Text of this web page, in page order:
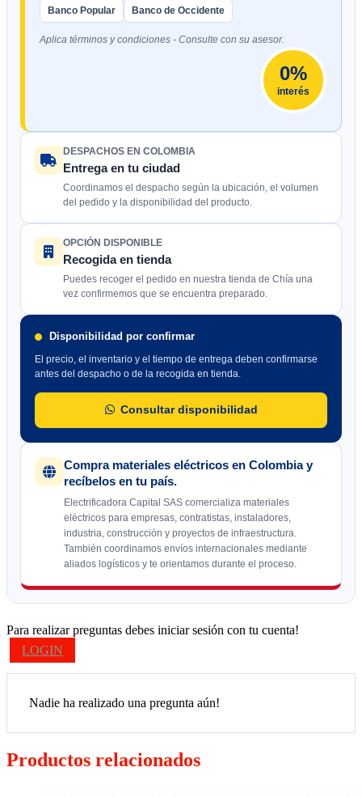
Banco Popular Banco de Occidente
Aplica términos y condiciones - Consulte con su asesor.
0%
interés
DESPACHOS EN COLOMBIA
Entrega en tu ciudad
Coordinamos el despacho según la ubicación, el volumen
del pedido y la disponibilidad del producto.
OPCIÓN DISPONIBLE
Recogida en tienda
Puedes recoger el pedido en nuestra tienda de Chía una
vez confirmemos que se encuentra preparado.
Disponibilidad por confirmar
El precio, el inventario y el tiempo de entrega deben confirmarse
antes del despacho o de la recogida en tienda.
Consultar disponibilidad
Compra materiales eléctricos en Colombia y
recíbelos en tu país.
Electrificadora Capital SAS comercializa materiales
eléctricos para empresas, contratistas, instaladores,
industria, construcción y proyectos de infraestructura.
También coordinamos envíos internacionales mediante
aliados logísticos y te orientamos durante el proceso.
Para realizar preguntas debes iniciar sesión con tu cuenta!
LOGIN
Nadie ha realizado una pregunta aún!
Productos relacionados